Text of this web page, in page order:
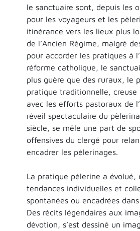
le sanctuaire sont, depuis les
pour les voyageurs et les
itinérance vers les lieux plus
de l’Ancien Régime, malgré
pour accorder les pratiques à
réforme catholique, le
plus guère que des ruraux, le
pratique traditionnelle, creuse
avec les efforts pastoraux de
réveil spectaculaire du
siècle, se mêle une part de
offensives du clergé pour
encadrer les pèlerinages.
La pratique pèlerine a évolué,
tendances individuelles et
spontanées ou encadrées
Des récits légendaires aux
dévotion, s’est dessiné un